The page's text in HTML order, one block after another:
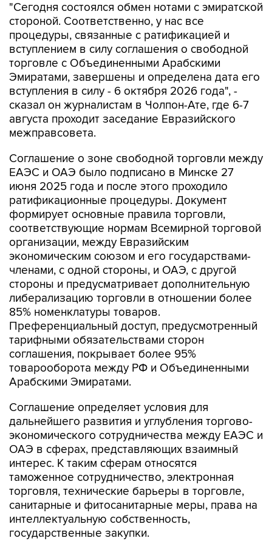
"Сегодня состоялся обмен нотами с эмиратской
стороной. Соответственно, у нас все
процедуры, связанные с ратификацией и
вступлением в силу соглашения о свободной
торговле с Объединенными Арабскими
Эмиратами, завершены и определена дата его
вступления в силу - 6 октября 2026 года", -
сказал он журналистам в Чолпон-Ате, где 6-7
августа проходит заседание Евразийского
межправсовета.
Соглашение о зоне свободной торговли между
ЕАЭС и ОАЭ было подписано в Минске 27
июня 2025 года и после этого проходило
ратификационные процедуры. Документ
формирует основные правила торговли,
соответствующие нормам Всемирной торговой
организации, между Евразийским
экономическим союзом и его государствами-
членами, с одной стороны, и ОАЭ, с другой
стороны и предусматривает дополнительную
либерализацию торговли в отношении более
85% номенклатуры товаров.
Преференциальный доступ, предусмотренный
тарифными обязательствами сторон
соглашения, покрывает более 95%
товарооборота между РФ и Объединенными
Арабскими Эмиратами.
Соглашение определяет условия для
дальнейшего развития и углубления торгово-
экономического сотрудничества между ЕАЭС и
ОАЭ в сферах, представляющих взаимный
интерес. К таким сферам относятся
таможенное сотрудничество, электронная
торговля, технические барьеры в торговле,
санитарные и фитосанитарные меры, права на
интеллектуальную собственность,
государственные закупки.